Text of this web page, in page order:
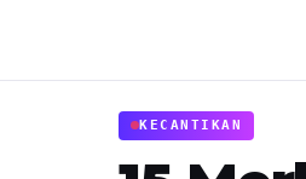
KECANTIKAN